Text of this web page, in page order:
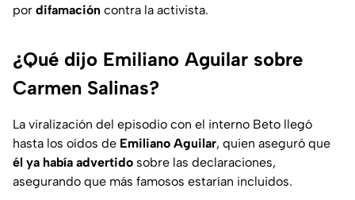
por difamación contra la activista.
¿Qué dijo Emiliano Aguilar sobre
Carmen Salinas?
La viralización del episodio con el interno Beto llegó
hasta los oídos de Emiliano Aguilar, quien aseguró que
él ya había advertido sobre las declaraciones,
asegurando que más famosos estarían incluidos.